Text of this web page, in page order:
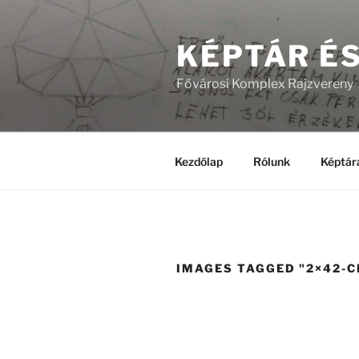
KÉPTÁR
Fővárosi Komplex Rajzvereny
Kezdőlap Rólunk
IMAGES TAGGED "2×42-